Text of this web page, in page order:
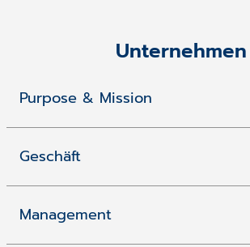
Unternehmen
Purpose & Mission
Geschäft
Management